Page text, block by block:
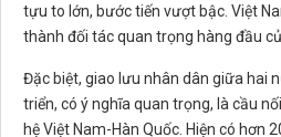
tựu to lớn, bước tiến vượt bậc. Việt
thành đối tác quan trọng hàng đầu
Đặc biệt, giao lưu nhân dân giữa hai
triển, có ý nghĩa quan trọng, là cầu
hệ Việt Nam-Hàn Quốc. Hiện có hơn